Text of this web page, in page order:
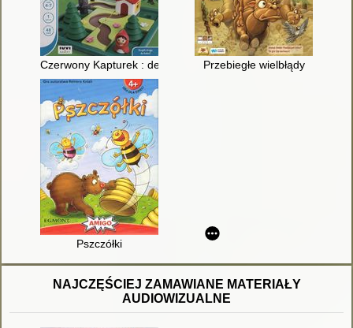
Czerwony Kapturek : deluxe Przebiegłe wielbłądy
Pszczółki
NAJCZĘŚCIEJ ZAMAWIANE MATERIAŁY
AUDIOWIZUALNE